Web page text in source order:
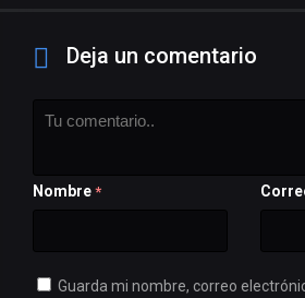
Deja un comentario
Nombre *
Guarda mi nombre, correo